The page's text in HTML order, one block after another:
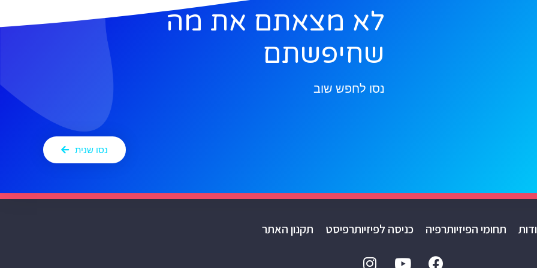
לא מצאתם את מה
שחיפשתם
נסו לחפש שוב
נסו שנית
תחומי הפיזיותרפיה כניסה לפיזיותרפיסט תקנון האתר